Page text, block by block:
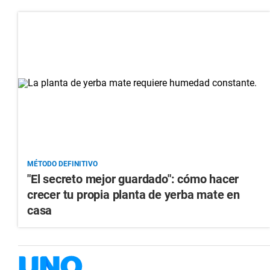
MÉTODO DEFINITIVO
"El secreto mejor guardado": cómo hacer
crecer tu propia planta de yerba mate en
casa